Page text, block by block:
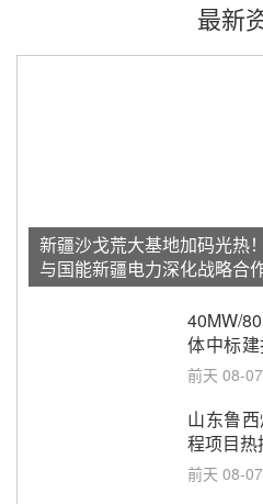
最新
新疆沙戈荒大基地加码光热
与国能新疆电力深化战略合
40MW/
体中标
调频改造
前天 08-
山东鲁
程项目
前天 08-